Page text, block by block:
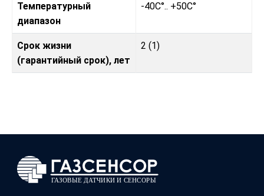
Температурный
диапазон
-40C°.. +50C°
Срок жизни
(гарантийный срок), лет
2 (1)